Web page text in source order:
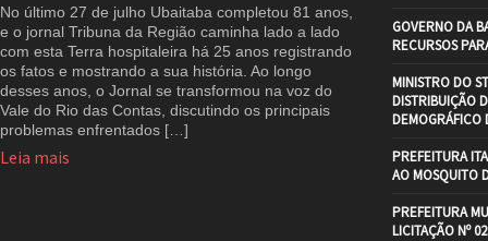
No último 27 de julho Ubaitaba completou 81 anos,
e o jornal Tribuna da Região caminha lado a lado
com esta Terra hospitaleira há 25 anos registrando
os fatos e mostrando a sua história. Ao longo
desses anos, o Jornal se transformou na voz do
Vale do Rio das Contas, discutindo os principais
problemas enfrentados […]
Leia mais
GOVERNO DA
RECURSOS
MINISTRO DO
DISTRIBUIÇÃO
DEMOGRÁFICO
PREFEITURA
AO MOSQUITO
PREFEITURA
LICITAÇÃO Nº